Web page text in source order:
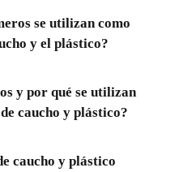
se utilizan como
y el plástico?
y por qué se utilizan
caucho y plástico?
caucho y plástico